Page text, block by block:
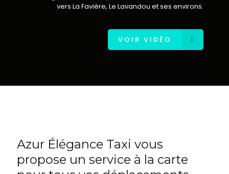
vers La Favière, Le Lavandou et ses environs.
VOIR VIDÉO
Azur Élégance Taxi vous
propose un service à la carte